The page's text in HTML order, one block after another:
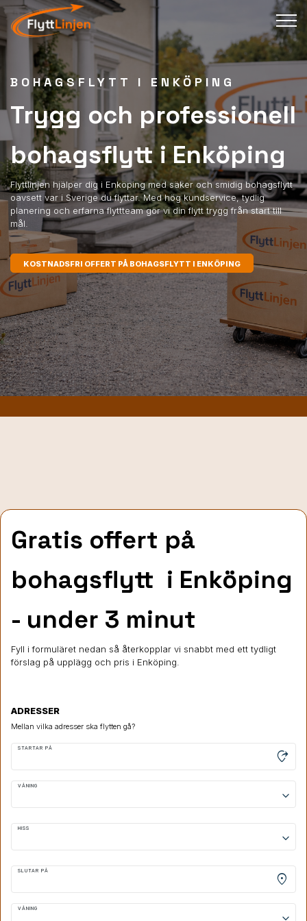
BOHAGSFLYTT I ENKÖPING
Trygg och professionell
bohagsflytt i Enköping
Flyttlinjen hjälper dig i Enköping med säker och smidig bohagsflytt
oavsett var i Sverige du flyttar. Med hög kundservice, tydlig
planering och erfarna flyttteam gör vi din flytt trygg från start till
mål.
KOSTNADSFRI OFFERT PÅ BOHAGSFLYTT I ENKÖPING
Gratis offert på
bohagsflytt i Enköping
- under 3 minut
Fyll i formuläret nedan så återkopplar vi snabbt med ett tydligt
förslag på upplägg och pris i Enköping.
ADRESSER
Mellan vilka adresser ska flytten gå?
STARTAR PÅ
moved_location
VÅNING
keyboard_arrow_down
HISS
keyboard_arrow_down
SLUTAR PÅ
location_on
VÅNING